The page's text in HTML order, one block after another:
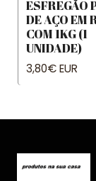
ESFREGÃO
DE AÇO EM
COM 1KG (1
UNIDADE)
3,80€ EUR